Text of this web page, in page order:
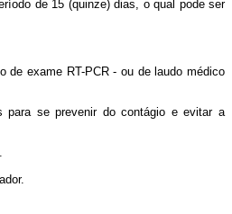
de 15 (quinze) dias, o qual pode ser
de exame RT-PCR - ou de laudo médico
para se prevenir do contágio e evitar a